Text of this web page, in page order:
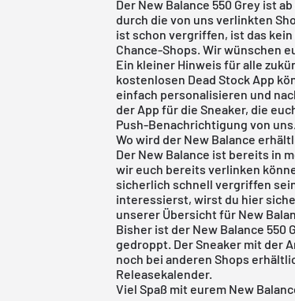
Der New Balance 550 Grey ist
durch die von uns verlinkten
ist schon vergriffen, ist das
Chance-Shops. Wir wünschen
Ein kleiner Hinweis für alle
kostenlosen Dead Stock App
einfach personalisieren und
der App für die Sneaker, die
Push-Benachrichtigung von uns.
Wo wird der New Balance
Der New Balance ist bereits in
wir euch bereits verlinken
sicherlich schnell vergriffen
interessierst, wirst du hier
unserer Übersicht für New
Bisher ist der New Balance 550
gedroppt. Der Sneaker mit der
noch bei anderen Shops
Releasekalender.
Viel Spaß mit eurem New